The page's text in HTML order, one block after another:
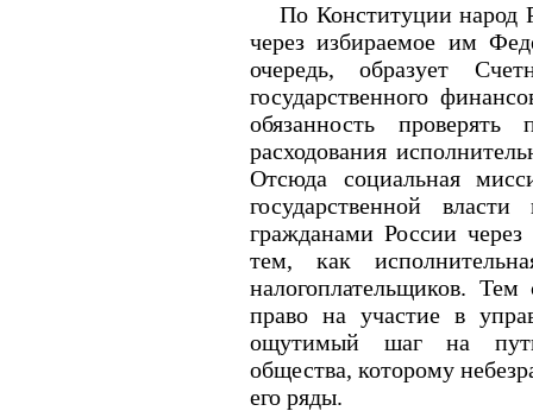
По Конституции народ
через избираемое им
очередь, образует
государственного
обязанность проверять
расходования
Отсюда социальная
государственной
гражданами России через
тем, как
налогоплательщиков.
право на участие в
ощутимый шаг на пути
общества, которому
его ряды.